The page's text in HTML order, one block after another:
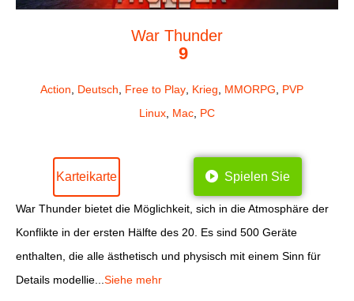
War Thunder
9
Action, Deutsch, Free to Play, Krieg, MMORPG, PVP
Linux, Mac, PC
Karteikarte Spielen Sie
War Thunder bietet die Möglichkeit, sich in die Atmosphäre der
Konflikte in der ersten Hälfte des 20. Es sind 500 Geräte
enthalten, die alle ästhetisch und physisch mit einem Sinn für
Details modellie...Siehe mehr